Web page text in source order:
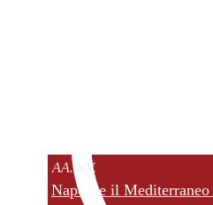
AA. VV.
Napoli e il